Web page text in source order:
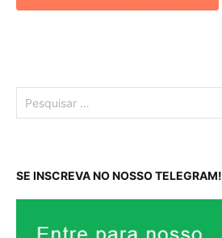
Pesquisar
por:
SE INSCREVA NO NOSSO TELEGRAM!